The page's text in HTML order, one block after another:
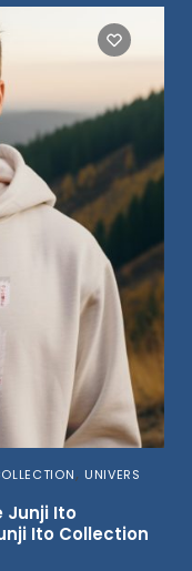
, UNIVERS
Junji Ito
Ito Collection